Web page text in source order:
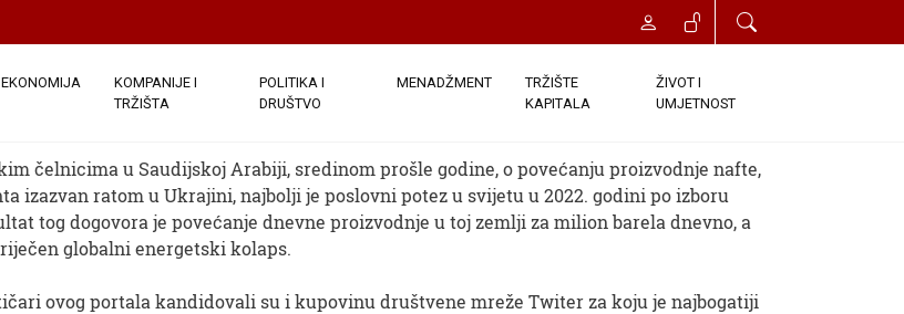
EKONOMIJA
KOMPANIJE I
TRŽIŠTA
POLITIKA I
DRUŠTVO
MENADŽMENT
TRŽIŠTE
KAPITALA
ŽIVOT I
UMJETNOST
Bajdenov dogovor sa Saudijskom Arabijom
čelnicima u Saudijskoj Arabiji, sredinom prošle godine, o povećanju proizvodnje nafte,
izazvan ratom u Ukrajini, najbolji je poslovni potez u svijetu u 2022. godini po izboru
tog dogovora je povećanje dnevne proizvodnje u toj zemlji za milion barela dnevno, a
globalni energetski kolaps.
ovog portala kandidovali su i kupovinu društvene mreže Twiter za koju je najbogatiji